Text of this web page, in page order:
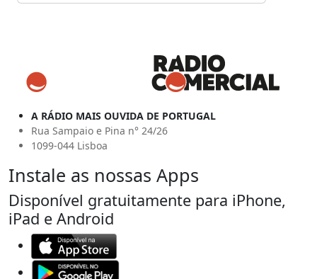
A RÁDIO MAIS OUVIDA DE PORTUGAL
Rua Sampaio e Pina n° 24/26
1099-044 Lisboa
Instale as nossas Apps
Disponível gratuitamente para iPhone,
iPad e Android